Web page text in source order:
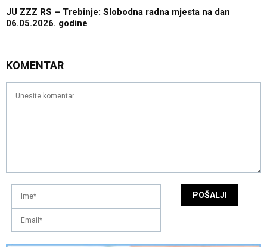
JU ZZZ RS – Trebinje: Slobodna radna mjesta na dan
06.05.2026. godine
KOMENTAR